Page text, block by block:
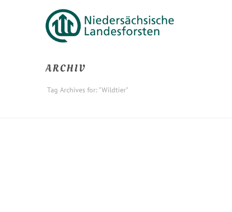
ARCHIV
Tag Archives for: "Wildtier"